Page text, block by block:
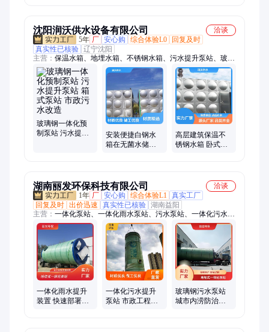
沈阳润沃供水设备有限公司
洽谈
5年 厂 安心购 综合体验L0
回复及时
真实性已核验 辽宁沈阳
主营： 保温水箱、地埋水箱、不锈钢水箱、污水提升泵站、玻璃
钢模压水箱、装配式搪瓷水箱、钢板无焊接水箱
玻璃钢一体化预
制泵站 污水提升
安装便捷白钢水
箱在无菌水储存
高层建筑保温不
锈钢水箱 卧式储
湖南丽发环保科技有限公司
洽谈
1年 厂 安心购 综合体验L1 真实工厂
回复及时 出价迅速 真实性已核验 湖南益阳
主营： 一体化泵站、一体化雨水泵站、污水泵站、一体化污水提
升泵站、污水提升泵站、玻璃钢泵站、农田灌溉泵房、智能分流
井、不锈钢一体化泵站、HMPP一体化泵站、一体式泵站、智能
截流井、一体化智慧泵房、一体化预制泵站、一体化泵房、柔性
截流装置、液动限流闸门、一体化泵闸、测控一体化闸门、拍门
式冲洗门、玻璃钢一体化泵站、一体化提升泵站、排水泵站、农
田灌溉一体化泵站、雨污分流装置
一体化雨水提升
装置 快速部署应
一体化污水提升
泵站 市政工程酒
玻璃钢污水泵站
城市内涝防治一